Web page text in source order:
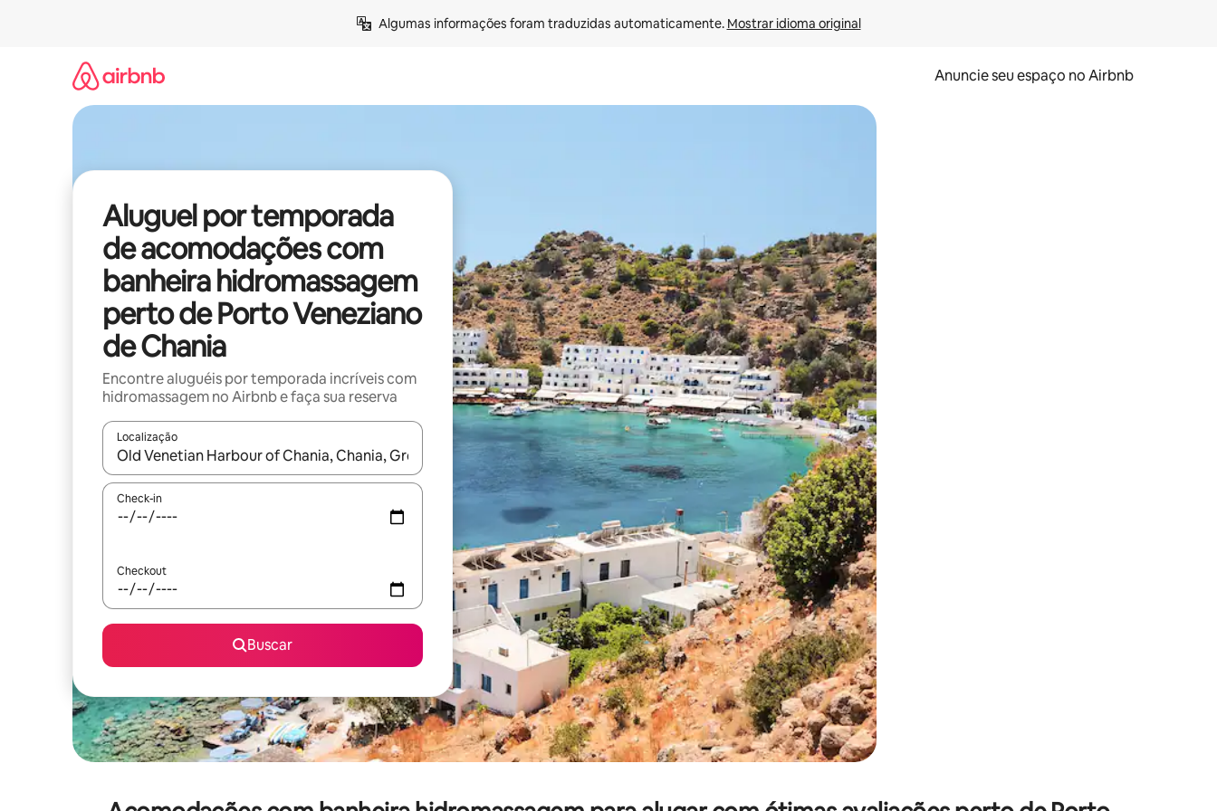
Algumas informações foram traduzidas automaticamente. Mostrar idioma original
Anuncie seu espaço no Airbnb
Aluguel por temporada
de acomodações com
banheira hidromassagem
perto de Porto Veneziano
de Chania
Encontre aluguéis por temporada incríveis com
hidromassagem no Airbnb e faça sua reserva
Localização
Quando os resultados estiverem disponíveis, explore-os usando as seta para cima e para baixo do teclado ou tocando e deslizando o dedo na tela.
Check-in
Checkout
Buscar